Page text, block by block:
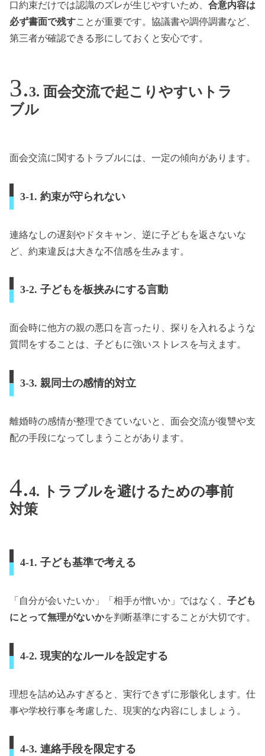
口約束だけでは認識のズレが生じやすいため、 合意内容は
必ず書面で残すことが重要です。協議書や調停調書など、
第三者が確認できる形にしておくと安心です。
3. 面会交流で起こりやすいトラ
ブル
面会交流に関するトラブルには、一定の傾向があります。
3-1. 約束が守られない
連絡なしの遅刻やドタキャン、逆に子どもを返さないな
ど、約束違反は大きな不信感を生みます。
3-2. 子どもを板挟みにする言動
面会時に他方の親の悪口を言ったり、探りを入れるような
質問をすることは、子どもに強いストレスを与えます。
3-3. 親同士の感情的対立
離婚時の感情が整理できていないと、面会交流が復讐や支
配の手段になってしまうことがあります。
4. トラブルを避けるための事前
対策
4-1. 子ども基準で考える
「自分が会いたいか」「相手が憎いか」ではなく、 子ども
にとって無理がないかを判断基準にすることが大切です。
4-2. 現実的なルールを設定する
理想を詰め込みすぎると、実行できずに形骸化します。仕
事や学校行事を考慮した、現実的な内容にしましょう。
4-3. 連絡手段を限定する